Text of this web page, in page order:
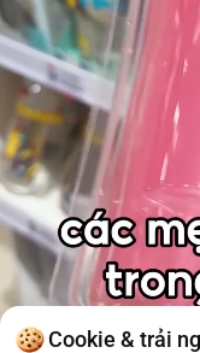
#Dodung
Cookie & trải